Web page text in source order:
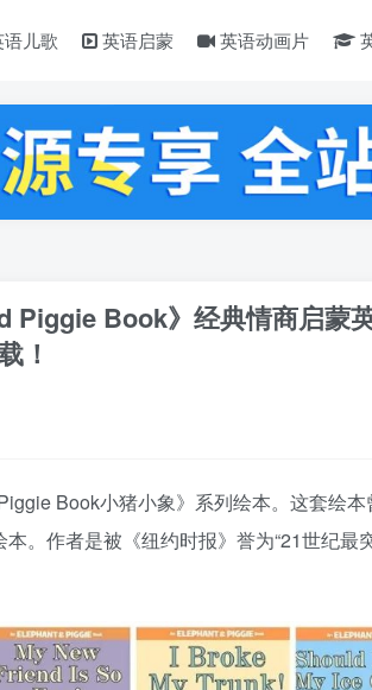
语儿歌 英语启蒙 英语动画片
Piggie Book》经典情商启蒙
！
Book小猪小象》系列绘本。这套绘本
。作者是被《纽约时报》誉为“21世纪